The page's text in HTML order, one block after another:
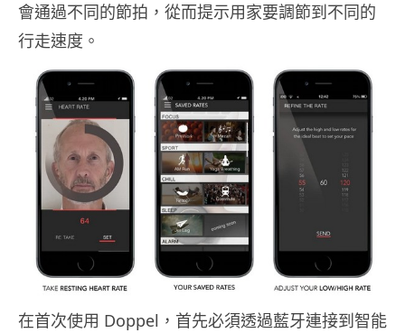
會通過不同的節拍，從而提示用家要調節到不同的
行走速度。
在首次使用 Doppel，首先必須透過藍牙連接到智能